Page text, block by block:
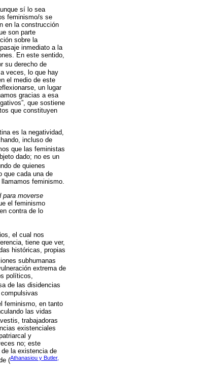
sí lo sea
feminismo/s se
en la construcción
son parte
sobre la
inmediato a la
En este sentido,
su derecho de
veces, lo que hay
el medio de este
un lugar
gracias a esa
que sostiene
que constituyen
es la negatividad,
incluso de
que las feministas
dado; no es un
de quienes
que cada una de
feminismo.
para moverse
el feminismo
contra de lo
el cual nos
tiene que ver,
históricas, propias
subhumanas
extrema de
políticos,
de las disidencias
feminismo, en tanto
las vidas
trabajadoras
existenciales
y
no; este
la existencia de
(Athanasiou y Butler,